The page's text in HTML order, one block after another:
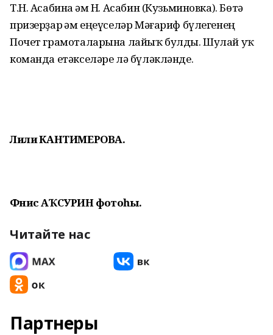
Т.Н. Асабина һәм Н. Асабин (Кузьминовка). Бөтә
призерҙар һәм еңеүселәр Мәғариф бүлегенең
Почет грамоталарына лайыҡ булды. Шулай уҡ
команда етәкселәре лә бүләкләнде.
Лилиә КАНТИМЕРОВА.
Фәнис АҠСУРИН фотоһы.
Читайте нас
Партнеры